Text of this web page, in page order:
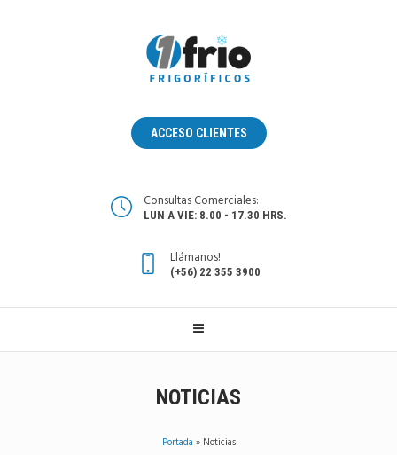
ACCESO CLIENTES
Consultas Comerciales:
LUN A VIE: 8.00 - 17.30 HRS.
Llámanos!
(+56) 22 355 3900
NOTICIAS
Portada » Noticias